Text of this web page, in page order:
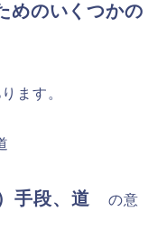
めのいくつかの
ます。
）手段、道の意